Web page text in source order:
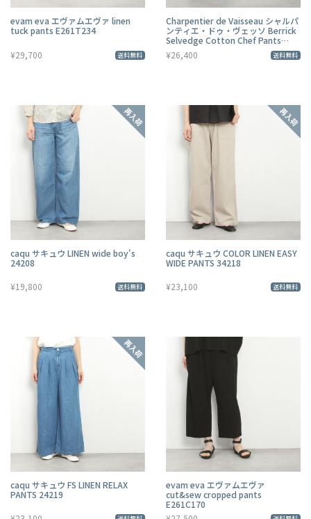
evam eva エヴァムエヴァ linen
tuck pants E261T234
¥29,700 送料無料
Charpentier de Vaisseau シャルパ
ンティエ・ドゥ・ヴェッソ Berrick
Selvedge Cotton Chef Pants
C003261PP820
¥26,400 送料無料
caqu サキュウ LINEN wide boy's
24208
¥19,800 送料無料
caqu サキュウ COLOR LINEN EASY
WIDE PANTS 34218
¥23,100 送料無料
caqu サキュウ FS LINEN RELAX
PANTS 24219
evam eva エヴァムエヴァ
cut&sew cropped pants
E261C170